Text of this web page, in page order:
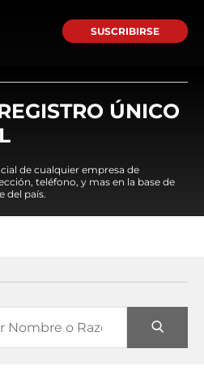
SUSCRIBIRSE
ÚNICO
de cualquier empresa de
teléfono, y mas en la base de
del país.